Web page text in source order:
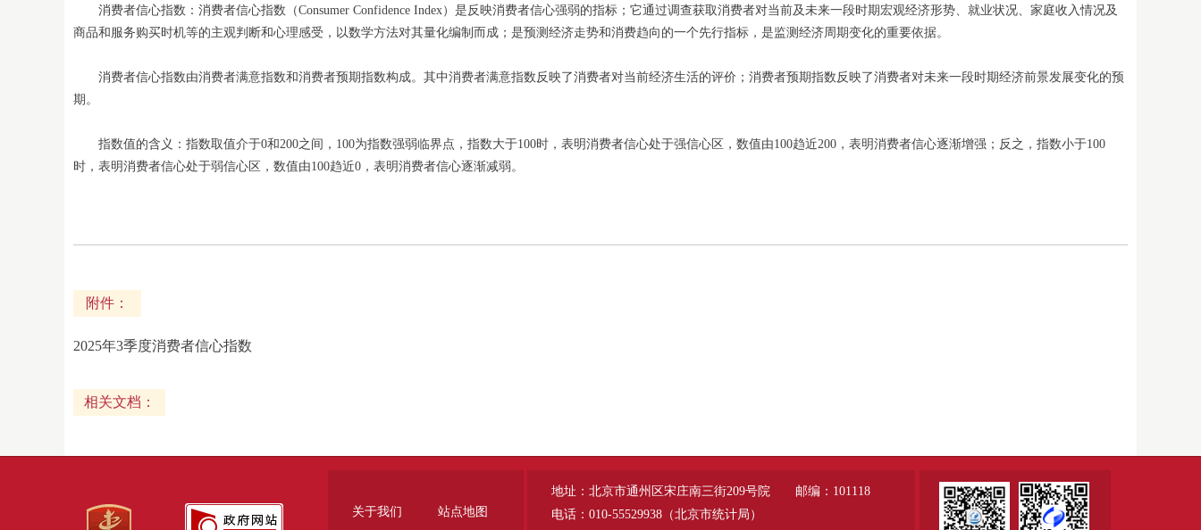
消费者信心指数：消费者信心指数（Consumer Confidence Index）是反映消费者信心强弱的指标；它通过调查获取消费者对当前及未来一段时期宏观经济形势、就业状况、家庭收入情况及
商品和服务购买时机等的主观判断和心理感受，以数学方法对其量化编制而成；是预测经济走势和消费趋向的一个先行指标，是监测经济周期变化的重要依据。
消费者信心指数由消费者满意指数和消费者预期指数构成。其中消费者满意指数反映了消费者对当前经济生活的评价；消费者预期指数反映了消费者对未来一段时期经济前景发展变化的预
期。
指数值的含义：指数取值介于0和200之间，100为指数强弱临界点，指数大于100时，表明消费者信心处于强信心区，数值由100趋近200，表明消费者信心逐渐增强；反之，指数小于100
时，表明消费者信心处于弱信心区，数值由100趋近0，表明消费者信心逐渐减弱。
附件：
2025年3季度消费者信心指数
相关文档：
关于我们 站点地图
地址：北京市通州区宋庄南三街209号院 邮编：101118
电话：010-55529938（北京市统计局）